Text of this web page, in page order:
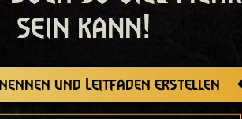
sein kann!
und Leitfaden erstellen